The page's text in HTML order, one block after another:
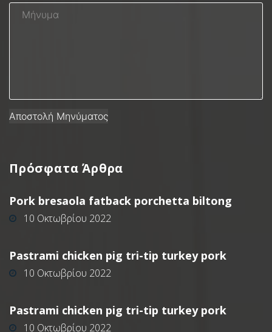
Πρόσφατα Άρθρα
Pork bresaola fatback porchetta biltong
10 Οκτωβρίου 2022
Pastrami chicken pig tri-tip turkey pork
10 Οκτωβρίου 2022
Pastrami chicken pig tri-tip turkey pork
10 Οκτωβρίου 2022